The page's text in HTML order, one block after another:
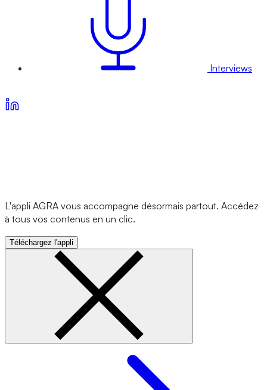
Interviews
L'appli AGRA vous accompagne désormais partout. Accédez
à tous vos contenus en un clic.
Téléchargez l'appli